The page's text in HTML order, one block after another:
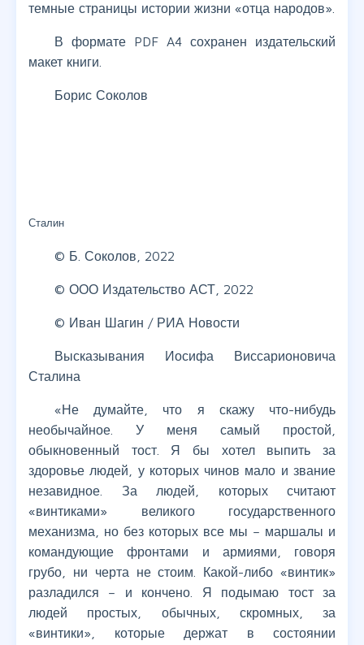
темные страницы истории жизни «отца народов».
В формате PDF A4 сохранен издательский
макет книги.
Борис Соколов
Сталин
© Б. Соколов, 2022
© ООО Издательство АСТ, 2022
© Иван Шагин / РИА Новости
Высказывания Иосифа Виссарионовича
Сталина
«Не думайте, что я скажу что-нибудь
необычайное. У меня самый простой,
обыкновенный тост. Я бы хотел выпить за
здоровье людей, у которых чинов мало и звание
незавидное. За людей, которых считают
«винтиками» великого государственного
механизма, но без которых все мы – маршалы и
командующие фронтами и армиями, говоря
грубо, ни черта не стоим. Какой-либо «винтик»
разладился – и кончено. Я подымаю тост за
людей простых, обычных, скромных, за
«винтики», которые держат в состоянии